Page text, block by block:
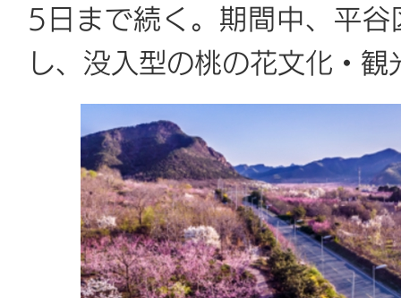
5日まで続く。期間中、平
し、没入型の桃の花文化・